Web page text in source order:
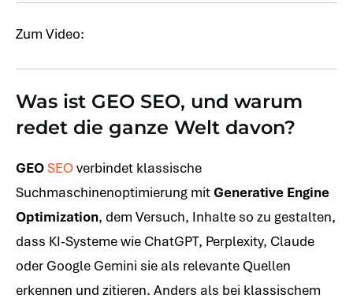
Zum Video:
Was ist GEO SEO, und warum
redet die ganze Welt davon?
GEOSEOverbindet klassische
Suchmaschinenoptimierung mit Generative Engine
Optimization, dem Versuch, Inhalte so zu gestalten,
dass KI-Systeme wie ChatGPT, Perplexity, Claude
oder Google Gemini sie als relevante Quellen
erkennen und zitieren. Anders als bei klassischem